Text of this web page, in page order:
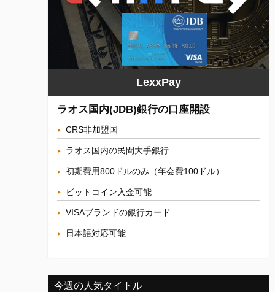
LexxPay
ラオス国内(JDB)銀行の口座開設
CRS非加盟国
ラオス国内の民間大手銀行
初期費用800ドルのみ（年会費100ドル）
ビットコイン入金可能
VISAブランドの銀行カード
日本語対応可能
今週の人気タイトル